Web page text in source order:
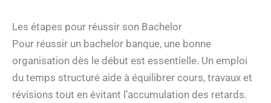
Les étapes pour réussir son Bachelor
Pour réussir un bachelor banque, une bonne
organisation dès le début est essentielle. Un emploi
du temps structuré aide à équilibrer cours, travaux et
révisions tout en évitant l’accumulation des retards.